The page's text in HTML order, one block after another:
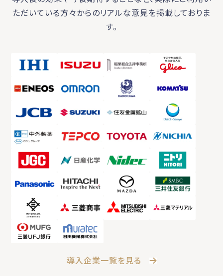
ただいている方々からのリアルな意見を掲載しておりま
す。
導入企業一覧を見る